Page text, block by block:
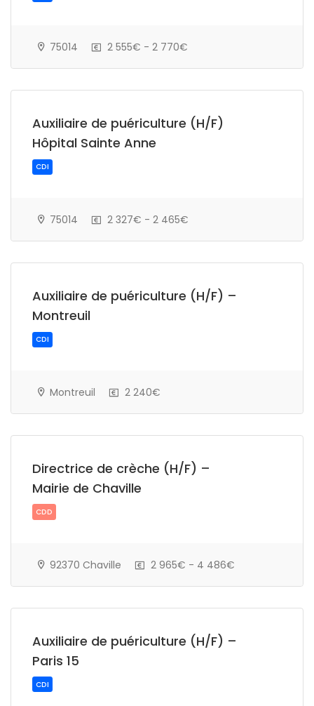
CDI
75014 2 555€ - 2 770€
Auxiliaire de puériculture (H/F)
Hôpital Sainte Anne
CDI
75014 2 327€ - 2 465€
Auxiliaire de puériculture (H/F) –
Montreuil
Montreuil 2 240€
Directrice de crèche (H/F) –
Mairie de Chaville
92370 Chaville 2 965€ - 4 486€
Auxiliaire de puériculture (H/F) –
Paris 15